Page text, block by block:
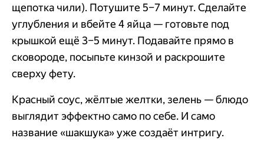
щепотка чили). Потушите 5–7 минут. Сделайте
углубления и вбейте 4 яйца — готовьте под
крышкой ещё 3–5 минут. Подавайте прямо в
сковороде, посыпьте кинзой и раскрошите
сверху фету.
Красный соус, жёлтые желтки, зелень — блюдо
выглядит эффектно само по себе. И само
название «шакшука» уже создаёт интригу.